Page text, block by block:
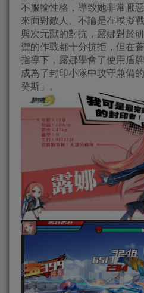
不服輸性格，導致她非常厭
來面對敵人。不論是在模擬
與次元獸的對抗，露娜對於
禦的作戰都十分抗拒，但在
指導下，露娜學會了使用盾
成為了封印小隊中攻守兼備
癸斯」。